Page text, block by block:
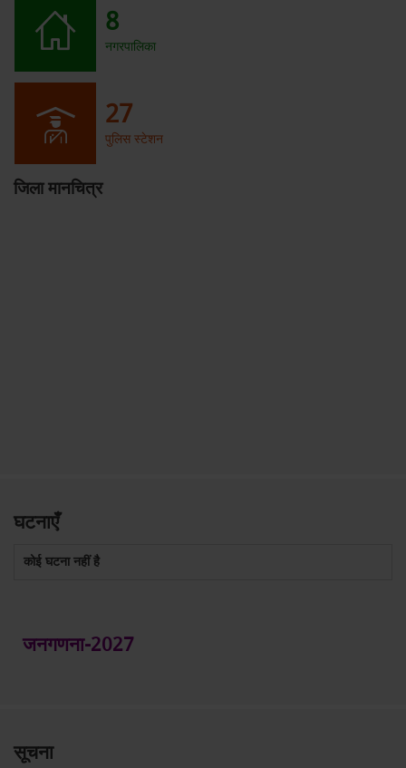
8
नगरपालिका
27
पुलिस स्टेशन
जिला मानचित्र
घटनाएँ
कोई घटना नहीं है
जनगणना-2027
सूचना